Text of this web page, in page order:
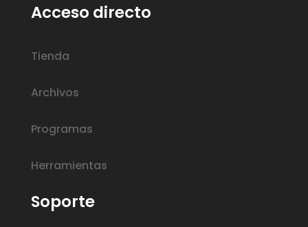
Acceso directo
Tienda
Archivos
Programas
Herramientas
Soporte